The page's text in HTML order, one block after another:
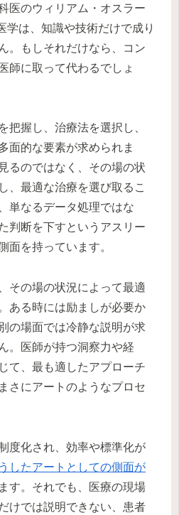
医のウィリアム・オスラー
学は、知識や技術だけで成り
。もしそれだけなら、コン
師に取って代わるでしょ
把握し、治療法を選択し、
面的な要素が求められま
るのではなく、その場の状
、最適な治療を選び取るこ
単なるデータ処理ではな
判断を下すというアスリー
面を持っています。
その場の状況によって最適
ある時には励ましが必要か
の場面では冷静な説明が求
。医師が持つ洞察力や経
て、最も適したアプローチ
さにアートのようなプロセ
度化され、効率や標準化が
したアートとしての側面が
す。それでも、医療の現場
けでは説明できない、患者